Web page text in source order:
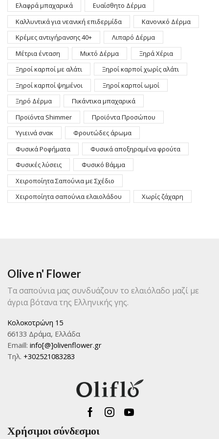
Ελαφρά μπαχαρικά
Ευαίσθητο Δέρμα
Καλλυντικά για νεανική επιδερμίδα
Κανονικό Δέρμα
Κρέμες αντιγήρανσης 40+
Λιπαρό Δέρμα
Μέτρια ένταση
Μικτό Δέρμα
Ξηρά Χέρια
Ξηροί καρποί με αλάτι
Ξηροί καρποί χωρίς αλάτι
Ξηροί καρποί ψημένοι
Ξηροί καρποί ωμοί
Ξηρό Δέρμα
Πικάντικα μπαχαρικά
Προϊόντα Shimmer
Προϊόντα Προσώπου
Υγιεινά σνακ
Φρουτώδες άρωμα
Φυσικά Ροφήματα
Φυσικά αποξηραμένα φρούτα
Φυσικές λύσεις
Φυσικό Βάμμα
Χειροποίητα Σαπούνια με Σχέδιο
Χειροποίητα σαπούνια ελαιολάδου
Χωρίς ζάχαρη
Olive n' Flower
Τα σαπούνια μας συνδυάζουν το ελαιόλαδο μαζί με
άγρια βότανα της Ελληνικής γης.
Κολοκοτρώνη 15
66133 Δράμα, Ελλάδα
Emaill: info[@]olivenflower.gr
Τηλ. +302521083283
Facebook
Instagram
Youtube
Χρήσιμοι σύνδεσμοι